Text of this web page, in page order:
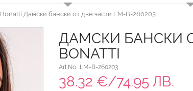
Bonatti Дамски бански от две части LM-B-260203
ДАМСКИ БАНСКИ
BONATTI
Art.No.: LM-B-260203
38.32 €/74.95 ЛВ.